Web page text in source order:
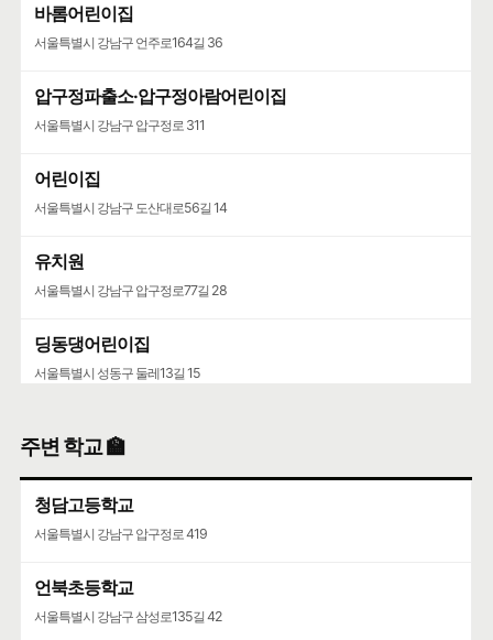
바롬어린이집
서울특별시 강남구 언주로164길 36
압구정파출소·압구정아람어린이집
서울특별시 강남구 압구정로 311
어린이집
서울특별시 강남구 도산대로56길 14
유치원
서울특별시 강남구 압구정로77길 28
딩동댕어린이집
서울특별시 성동구 둘레13길 15
주변 학교 🏫
청담고등학교
서울특별시 강남구 압구정로 419
언북초등학교
서울특별시 강남구 삼성로135길 42